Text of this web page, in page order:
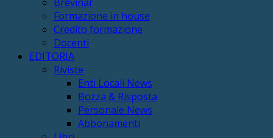
Formazione in house
Credito formazione
Docenti
EDITORIA
Riviste
Enti Locali News
Bozza & Risposta
Personale News
Abbonamenti